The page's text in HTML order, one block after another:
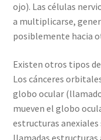
ojo). Las células
a multiplicarse,
posiblemente hacia
Existen otros tipos
Los cánceres
globo ocular
mueven el globo
estructuras
llamadas estructuras